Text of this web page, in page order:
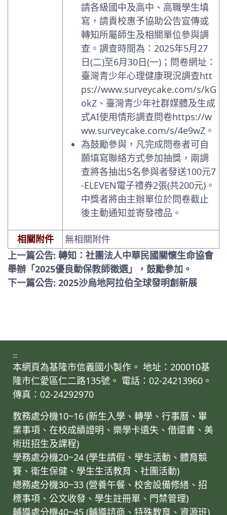
請各級國中及高中、高職學生填
寫，請貴校惠予協助公告宣傳或
轉知所屬師生及相關單位參與調
查。調查時間為：2025年5月27
日(二)至6月30日(一)；問卷網址：
臺灣青少年心理健康現況調查htt
ps://www.surveycake.com/s/kG
okZ、臺灣青少年社群媒體及生成
式AI使用情形調查問卷https://w
ww.surveycake.com/s/4e9wZ。
為鼓勵參與，凡完成問卷者可自
願填寫聯絡方式參加抽獎，兩調
查將各抽出5名參與者發送100元7
-ELEVEN電子禮券2張(共200元)。
中獎者將由主辦單位於問卷截止
後主動通知並寄發禮品。
相關附件
無相關附件
上一篇公告: 轉知：社團法人中華民國關懷生命協會
舉辦「2025優良動保教師徵選」，鼓勵參加。
下一篇公告: 2025沙烏地阿拉伯全球發明創新展
:::
本網頁為基隆市信義國小製作。 地址：200010基
隆市仁愛區仁二路135號。 電話：02-24213960。
傳真：02-24292970
教務處分機10~16 (新生入學、轉學、行事曆、畢
業事項、在校成績證明、樂學卡遺失、借還書、美
術班招生及課程)
學務處分機20~24 (學生請假、學生活動、體育競
賽、衛生保健、學生生活教育、社團活動)
總務處分機30~33 (營養午餐、校舍設備修繕、招
標事項、公文收發、學生註冊單、門禁管理)
輔導處分機40~45 (輔導諮商、特殊教育、資源班)